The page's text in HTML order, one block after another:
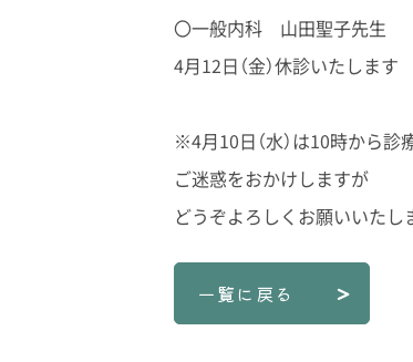
〇一般内科 山田聖子先生
4月12日（金）休診いたします
※4月10日（水）は10時から診
ご迷惑をおかけしますが
どうぞよろしくお願いいたし
一覧に戻る